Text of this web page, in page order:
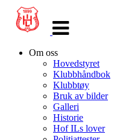
navigasjon
Om oss
Hovedstyret
Klubbhåndbok
Klubbtøy
Bruk av bilder
Galleri
Historie
Hof ILs lover